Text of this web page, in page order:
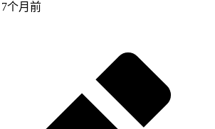
7个月前